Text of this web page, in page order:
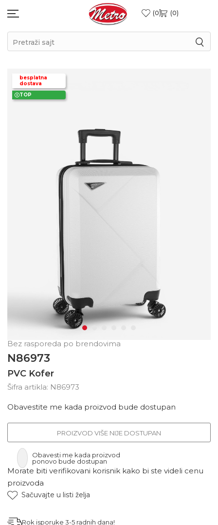
0 0
Pretraži sajt
besplatna
dostava
TOP
Bez rasporeda po brendovima
N86973
PVC Kofer
Šifra artikla: N86973
Obavestite me kada proizvod bude dostupan
PROIZVOD VIŠE NIJE DOSTUPAN
Obavesti me kada proizvod
ponovo bude dostupan
Morate biti verifikovani korisnik kako bi ste videli cenu
proizvoda
Sačuvajte u listi želja
Rok isporuke 3-5 radnih dana!